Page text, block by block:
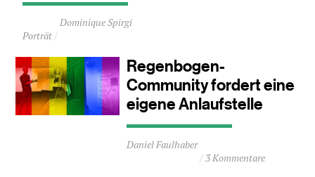
Durchschnittliche
Lesezeit
ca.
2
Minuten
Porträt
Dominique Spirgi
Regenbogen-
Community fordert eine
eigene Anlaufstelle
Durchschnittliche
Lesezeit
Daniel Faulhaber
3 Kommentare